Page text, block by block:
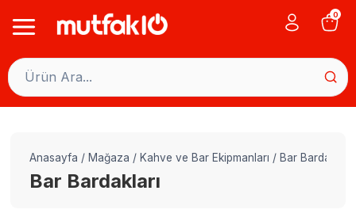
0
Anasayfa / Mağaza / Kahve ve Bar Ekipmanları / Bar Bardakları
Bar Bardakları